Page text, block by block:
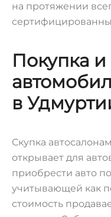
на протяжении
Покупка
в
Скупка
открывает для
приобрести авто
учитывающей как
стоимость